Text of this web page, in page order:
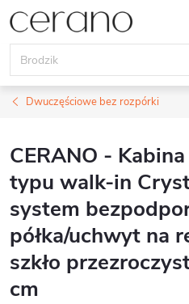
Przejść
do
treści
Dwuczęściowe bez rozpórki
CERANO -
typu walk-in
system
półka/uchwyt na
szkło
cm